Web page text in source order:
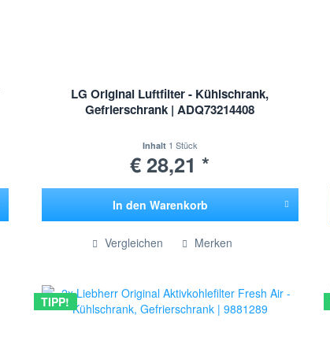
LG Original Luftfilter - Kühlschrank,
Gefrierschrank | ADQ73214408
Inhalt 1 Stück
€ 28,21 *
In den Warenkorb
Vergleichen Merken
TIPP!